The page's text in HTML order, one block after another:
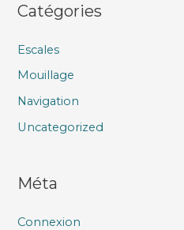
Catégories
Escales
Mouillage
Navigation
Uncategorized
Méta
Connexion